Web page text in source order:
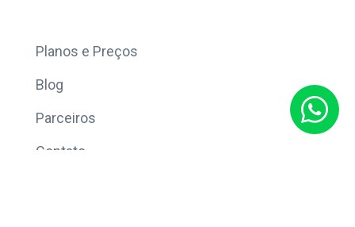
Planos e Preços
Blog
Parceiros
Contato